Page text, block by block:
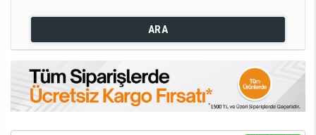
ARA